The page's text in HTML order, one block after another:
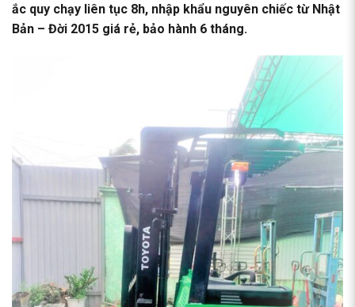
ắc quy chạy liên tục 8h, nhập khẩu nguyên chiếc từ Nhật
Bản – Đời 2015 giá rẻ, bảo hành 6 tháng.